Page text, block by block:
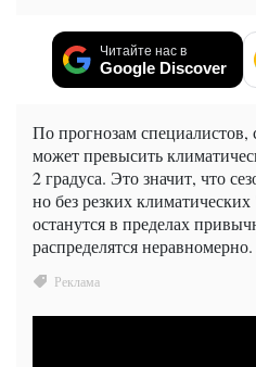
Читайте нас в
Google Discover
По прогнозам специалистов,
может превысить
2 градуса. Это значит, что
но без резких
останутся в пределах
распределятся неравномерно.